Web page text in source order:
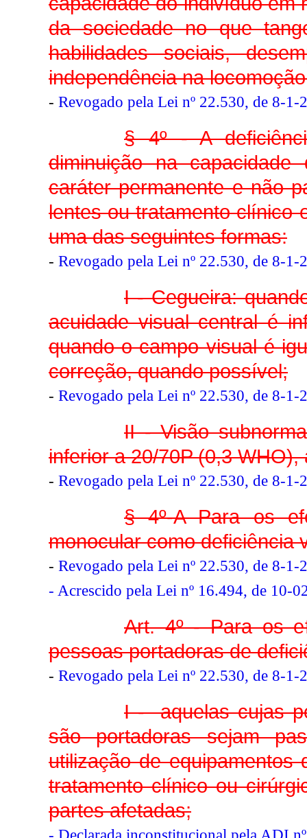
da sociedade no que
habilidades sociais,
independência na
- Revogado pela Lei nº 22.530, de 8-1-
§ 4º - A
diminuição na
caráter permanente e não
lentes ou tratamento clínico
uma das seguintes formas:
- Revogado pela Lei nº 22.530, de 8-1-
I - Cegueira:
acuidade visual central é
quando o campo visual é
correção, quando possível;
- Revogado pela Lei nº 22.530, de 8-1-
II - Visão
inferior a 20/70P (0,3
- Revogado pela Lei nº 22.530, de 8-1-
§ 4º-A Para os
monocular como deficiência
- Revogado pela Lei nº 22.530, de 8-1-
- Acrescido pela Lei nº 16.494, de 10-
Art. 4º - Para os
pessoas portadoras de
- Revogado pela Lei nº 22.530, de 8-1-
I - aquelas cujas
são portadoras sejam
utilização de
tratamento clínico ou
partes afetadas;